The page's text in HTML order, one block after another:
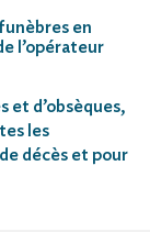
en
l’opérateur
et d’obsèques,
les
décès et pour